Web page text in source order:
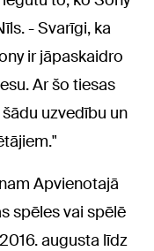
- Svarīgi, ka
ir jāpaskaidro
Ar šo tiesas
uzvedību un
Apvienotajā
spēles vai spēlē
augusta līdz